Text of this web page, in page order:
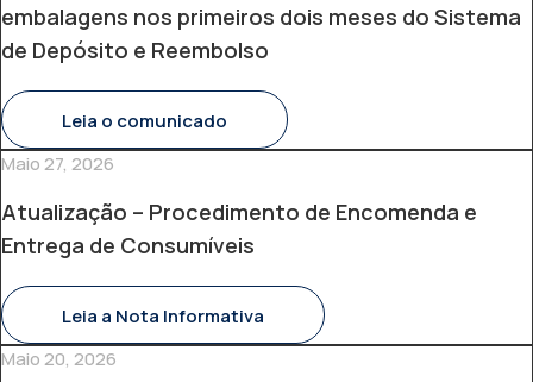
embalagens nos primeiros dois meses do Sistema
de Depósito e Reembolso
Leia o comunicado
Maio 27, 2026
Atualização – Procedimento de Encomenda e
Entrega de Consumíveis
Leia a Nota Informativa
Maio 20, 2026